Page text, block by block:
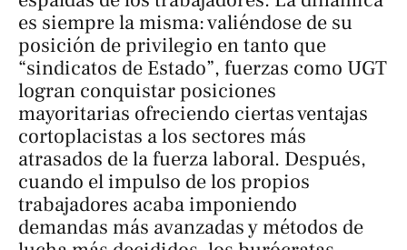
es siempre la misma: valiéndose de su
posición de privilegio en tanto que
“sindicatos de Estado”, fuerzas como UGT
logran conquistar posiciones
mayoritarias ofreciendo ciertas ventajas
cortoplacistas a los sectores más
atrasados de la fuerza laboral. Después,
cuando el impulso de los propios
trabajadores acaba imponiendo
demandas más avanzadas y métodos de